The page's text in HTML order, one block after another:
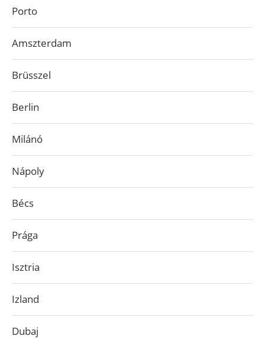
Porto
Amszterdam
Brüsszel
Berlin
Milánó
Nápoly
Bécs
Prága
Isztria
Izland
Dubaj